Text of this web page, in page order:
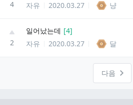
4
자유
2020.03.27 냥
2
일어났는데 [4]
자유
2020.03.27 달
다음